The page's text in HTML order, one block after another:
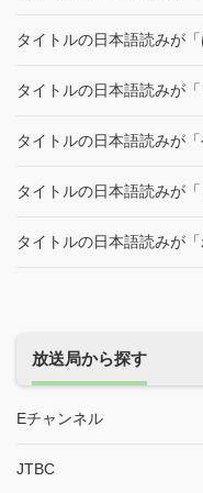
タイトルの日本語読みが
タイトルの日本語読みが
タイトルの日本語読みが
タイトルの日本語読みが
タイトルの日本語読みが
放送局から探す
Eチャンネル
JTBC